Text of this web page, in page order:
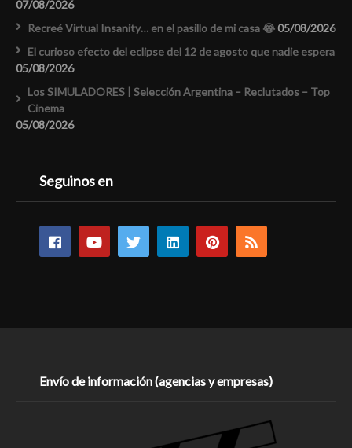
07/08/2026
Recreé Virtual Insanity… en el pasillo de mi casa 😂05/08/2026
El curioso efecto del eclipse del 12 de agosto que nadie espera
05/08/2026
Los SIMULADORES | Selección Argentina – Reclutados – Top
Cinema
05/08/2026
Seguinos en
Envío de información (agencias y empresas)